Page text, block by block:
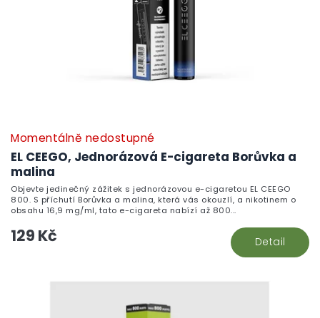
EL CEEGO, Jednorázová E-cigareta Borůvka a
malina
Momentálně nedostupné
129 Kč Detail
Objevte jedinečný zážitek s jednorázovou e-cigaretou EL CEEGO
800. S příchutí Borůvka a malina, která vás okouzlí, a nikotinem o
obsahu 16,9 mg/ml, tato e-cigareta nabízí až 800...